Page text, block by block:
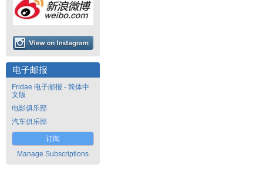
电子邮报
Fridae 电子邮报 - 简体中
文版
电影俱乐部
汽车俱乐部
订阅
Manage Subscriptions